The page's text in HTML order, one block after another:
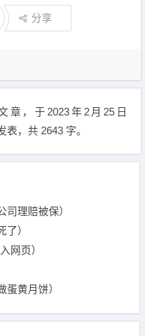
分享
章，于2023年2月25日
表，共 2643 字。
理赔被保）
）
网页）
蛋黄月饼）